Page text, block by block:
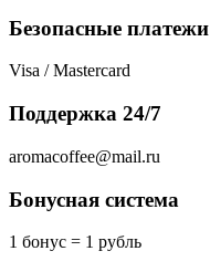
Безопасные платежи
Visa / Mastercard
Поддержка 24/7
aromacoffee@mail.ru
Бонусная система
1 бонус = 1 рубль